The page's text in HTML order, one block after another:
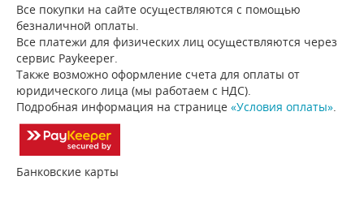
Все покупки на сайте осуществляются с помощью
безналичной оплаты.
Все платежи для физических лиц осуществляются через
сервис Paykeeper.
Также возможно оформление счета для оплаты от
юридического лица (мы работаем с НДС).
Подробная информация на странице «Условия оплаты»
Банковские карты